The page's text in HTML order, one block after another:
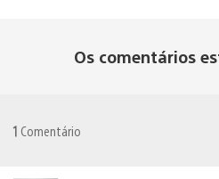
Os comentários
1 Comentário